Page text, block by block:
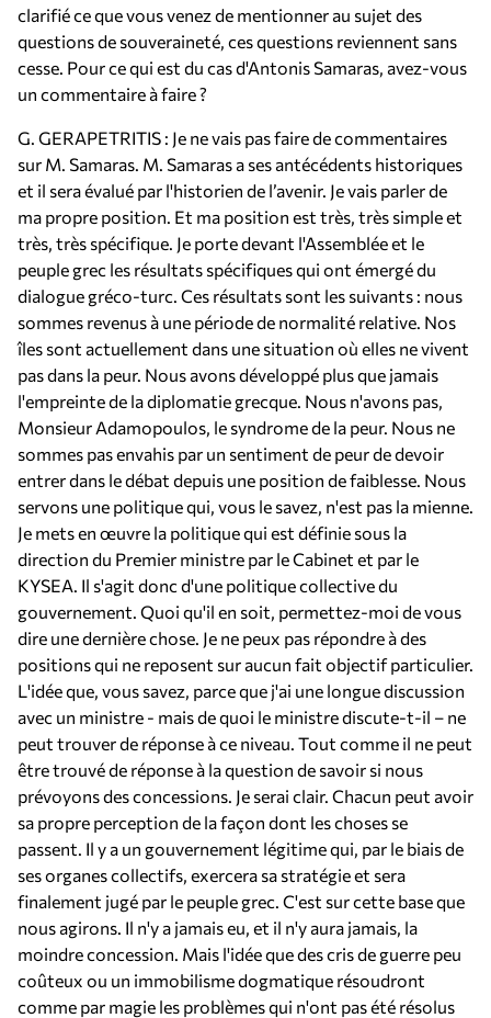
clarifié ce que vous venez de mentionner au sujet des
questions de souveraineté, ces questions reviennent sans
cesse. Pour ce qui est du cas d'Antonis Samaras, avez-vous
un commentaire à faire ?
G. GERAPETRITIS : Je ne vais pas faire de commentaires
sur M. Samaras. M. Samaras a ses antécédents historiques
et il sera évalué par l'historien de l’avenir. Je vais parler de
ma propre position. Et ma position est très, très simple et
très, très spécifique. Je porte devant l'Assemblée et le
peuple grec les résultats spécifiques qui ont émergé du
dialogue gréco-turc. Ces résultats sont les suivants : nous
sommes revenus à une période de normalité relative. Nos
îles sont actuellement dans une situation où elles ne vivent
pas dans la peur. Nous avons développé plus que jamais
l'empreinte de la diplomatie grecque. Nous n'avons pas,
Monsieur Adamopoulos, le syndrome de la peur. Nous ne
sommes pas envahis par un sentiment de peur de devoir
entrer dans le débat depuis une position de faiblesse. Nous
servons une politique qui, vous le savez, n'est pas la mienne.
Je mets en œuvre la politique qui est définie sous la
direction du Premier ministre par le Cabinet et par le
KYSEA. Il s'agit donc d'une politique collective du
gouvernement. Quoi qu'il en soit, permettez-moi de vous
dire une dernière chose. Je ne peux pas répondre à des
positions qui ne reposent sur aucun fait objectif particulier.
L'idée que, vous savez, parce que j'ai une longue discussion
avec un ministre - mais de quoi le ministre discute-t-il – ne
peut trouver de réponse à ce niveau. Tout comme il ne peut
être trouvé de réponse à la question de savoir si nous
prévoyons des concessions. Je serai clair. Chacun peut avoir
sa propre perception de la façon dont les choses se
passent. Il y a un gouvernement légitime qui, par le biais de
ses organes collectifs, exercera sa stratégie et sera
finalement jugé par le peuple grec. C'est sur cette base que
nous agirons. Il n'y a jamais eu, et il n'y aura jamais, la
moindre concession. Mais l'idée que des cris de guerre peu
coûteux ou un immobilisme dogmatique résoudront
comme par magie les problèmes qui n'ont pas été résolus